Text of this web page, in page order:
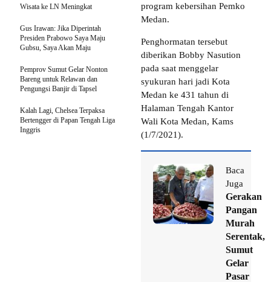
program kebersihan Pemko
Medan.
Penghormatan tersebut
diberikan Bobby Nasution
pada saat menggelar
syukuran hari jadi Kota
Medan ke 431 tahun di
Halaman Tengah Kantor
Wali Kota Medan, Kams
(1/7/2021).
Baca
Juga
Gerakan
Pangan
Murah
Serentak,
Sumut
Gelar
Pasar
Wisata ke LN Meningkat
Gus Irawan: Jika Diperintah
Presiden Prabowo Saya Maju
Gubsu, Saya Akan Maju
Pemprov Sumut Gelar Nonton
Bareng untuk Relawan dan
Pengungsi Banjir di Tapsel
Kalah Lagi, Chelsea Terpaksa
Bertengger di Papan Tengah Liga
Inggris